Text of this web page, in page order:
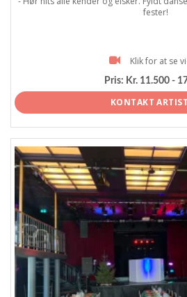
fester!
Klik for at se
Pris: Kr. 11.500 -
KONTAKT